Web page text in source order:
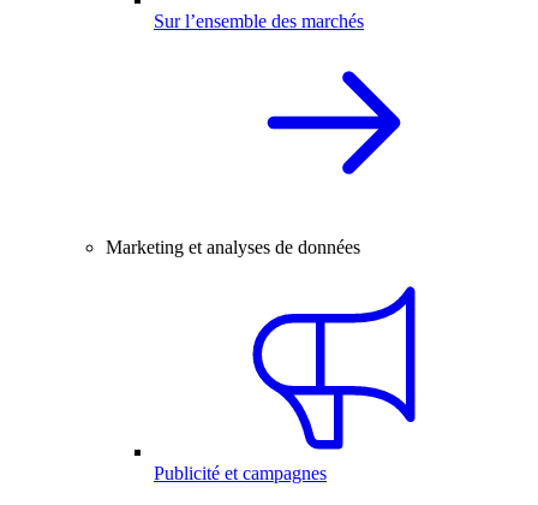
Sur l’ensemble des marchés
Marketing et analyses de données
Publicité et campagnes